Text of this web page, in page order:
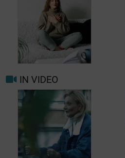
Wanneer opnieuw
uw arts raadplegen
bij migraine of
hoofdpijn?
Beter leven met
migraine in het
dagelijks leven
IN VIDEO